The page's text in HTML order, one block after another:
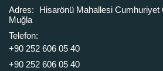
Adres:
Hisarönü Mahallesi Cumhuriyet
Muğla
Telefon:
+90 252 606 05 40
+90 252 606 05 40